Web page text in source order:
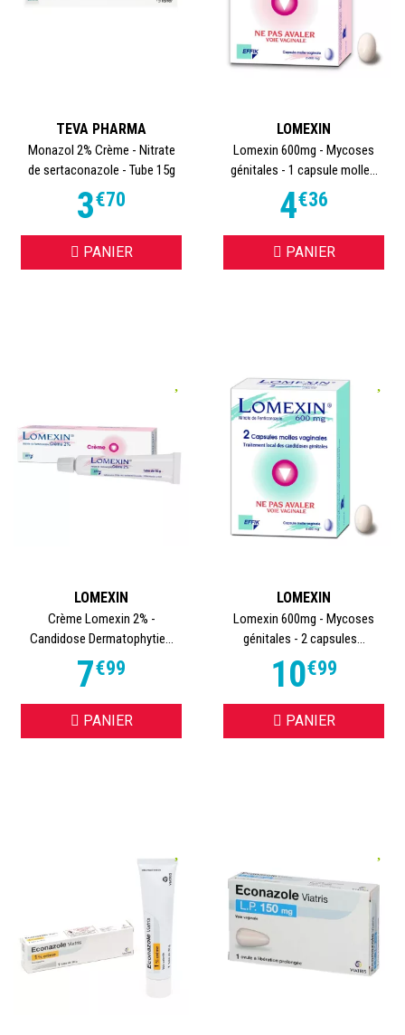
TEVA PHARMA
Monazol 2% Crème - Nitrate
de sertaconazole - Tube 15g
3€70
PANIER
LOMEXIN
Lomexin 600mg - Mycoses
génitales - 1 capsule molle...
4€36
PANIER
LOMEXIN
Crème Lomexin 2% -
Candidose Dermatophytie...
7€99
PANIER
LOMEXIN
Lomexin 600mg - Mycoses
génitales - 2 capsules...
10€99
PANIER